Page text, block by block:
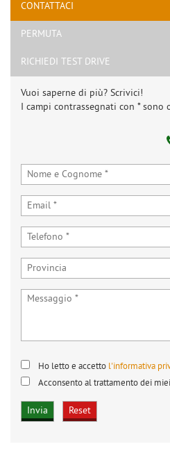
CONTATTACI
PERMUTA
RICHIEDI TEST DRIVE
Vuoi saperne di più? Scrivici!
I campi contrassegnati con * sono
Ho letto e accetto l'informativa
Acconsento al trattamento dei